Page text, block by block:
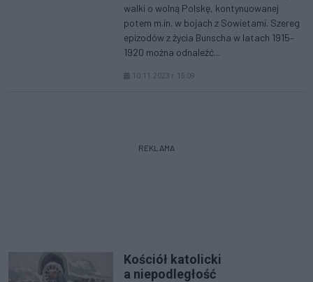
walki o wolną Polskę, kontynuowanej
potem m.in. w bojach z Sowietami. Szereg
epizodów z życia Bunscha w latach 1915–
1920 można odnaleźć...
10.11.2023 r. 15:09
REKLAMA
Kościół katolicki
a niepodległość